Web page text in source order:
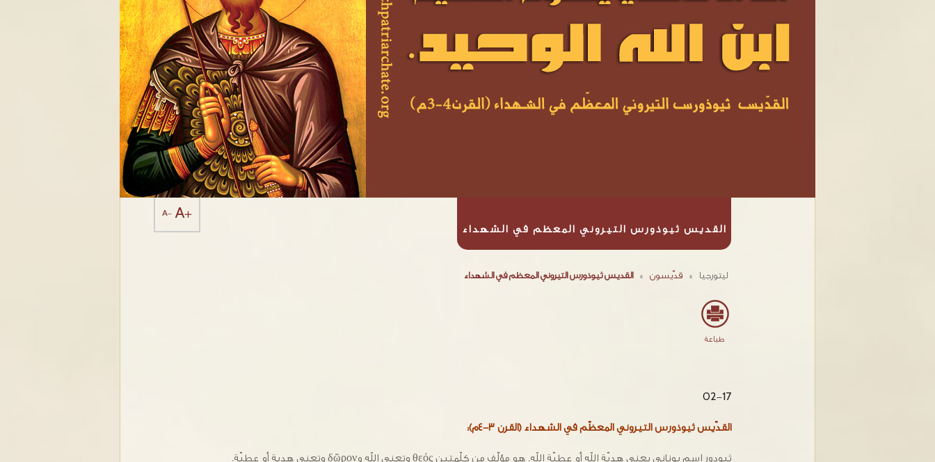
القديس ثيوذورس التيروني المعظم في الشهداء
ليتورجيا » قدّيسون » القديس ثيوذورس التيروني المعظم في الشهداء
A- A+
طباعة
02-17
القدّيس ثيوذورس التيروني المعظّم في الشهداء ‏‏(القرن ٣-٤م)‏:
ثيودور إسم بوناني يعني هديّة الله أو عطيّة الله. هو مؤلّف من كلّمتين θεός وتعني الله وδῶρον وتعني هدية أو عطيّة.